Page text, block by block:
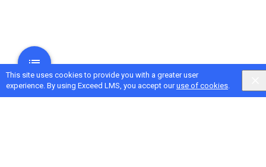
This site uses cookies to provide you with a greater user
experience. By using Exceed LMS, you accept ouruse of cookies.